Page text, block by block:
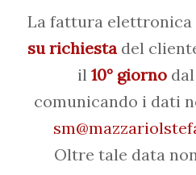
La fattura elettronica
su richiestadel
il 10° giornodal
comunicando i dati
Oltre tale data